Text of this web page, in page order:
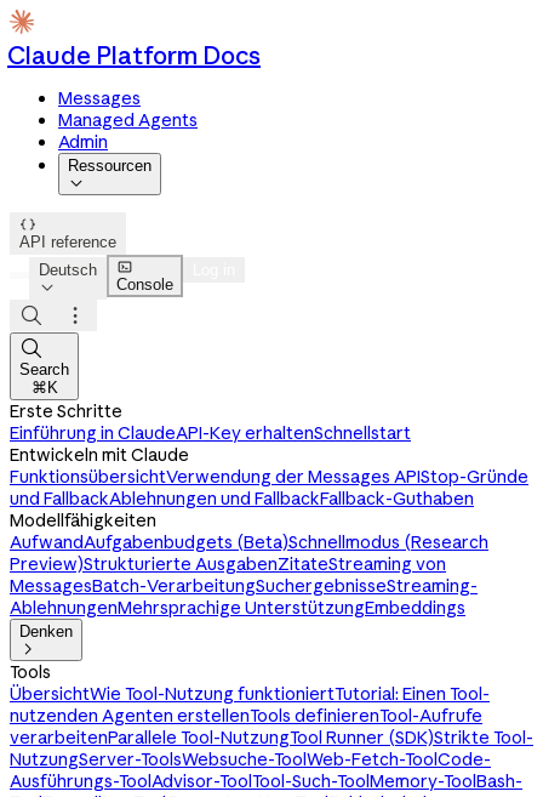
Claude Platform Docs
Messages
Managed Agents
Admin
Ressourcen


API reference
Deutsch


Console



Search
⌘K
Erste Schritte
Einführung in ClaudeAPI-Key erhaltenSchnellstart
Entwickeln mit Claude
FunktionsübersichtVerwendung der Messages APIStop-Gründe
und FallbackAblehnungen und FallbackFallback-Guthaben
Modellfähigkeiten
AufwandAufgabenbudgets (Beta)Schnellmodus (Research
Preview)Strukturierte AusgabenZitateStreaming von
MessagesBatch-VerarbeitungSuchergebnisseStreaming-
AblehnungenMehrsprachige UnterstützungEmbeddings
Denken

Tools
ÜbersichtWie Tool-Nutzung funktioniertTutorial: Einen Tool-
nutzenden Agenten erstellenTools definierenTool-Aufrufe
verarbeitenParallele Tool-NutzungTool Runner (SDK)Strikte Tool-
NutzungServer-ToolsWebsuche-ToolWeb-Fetch-ToolCode-
Ausführungs-ToolAdvisor-ToolTool-Such-ToolMemory-ToolBash-